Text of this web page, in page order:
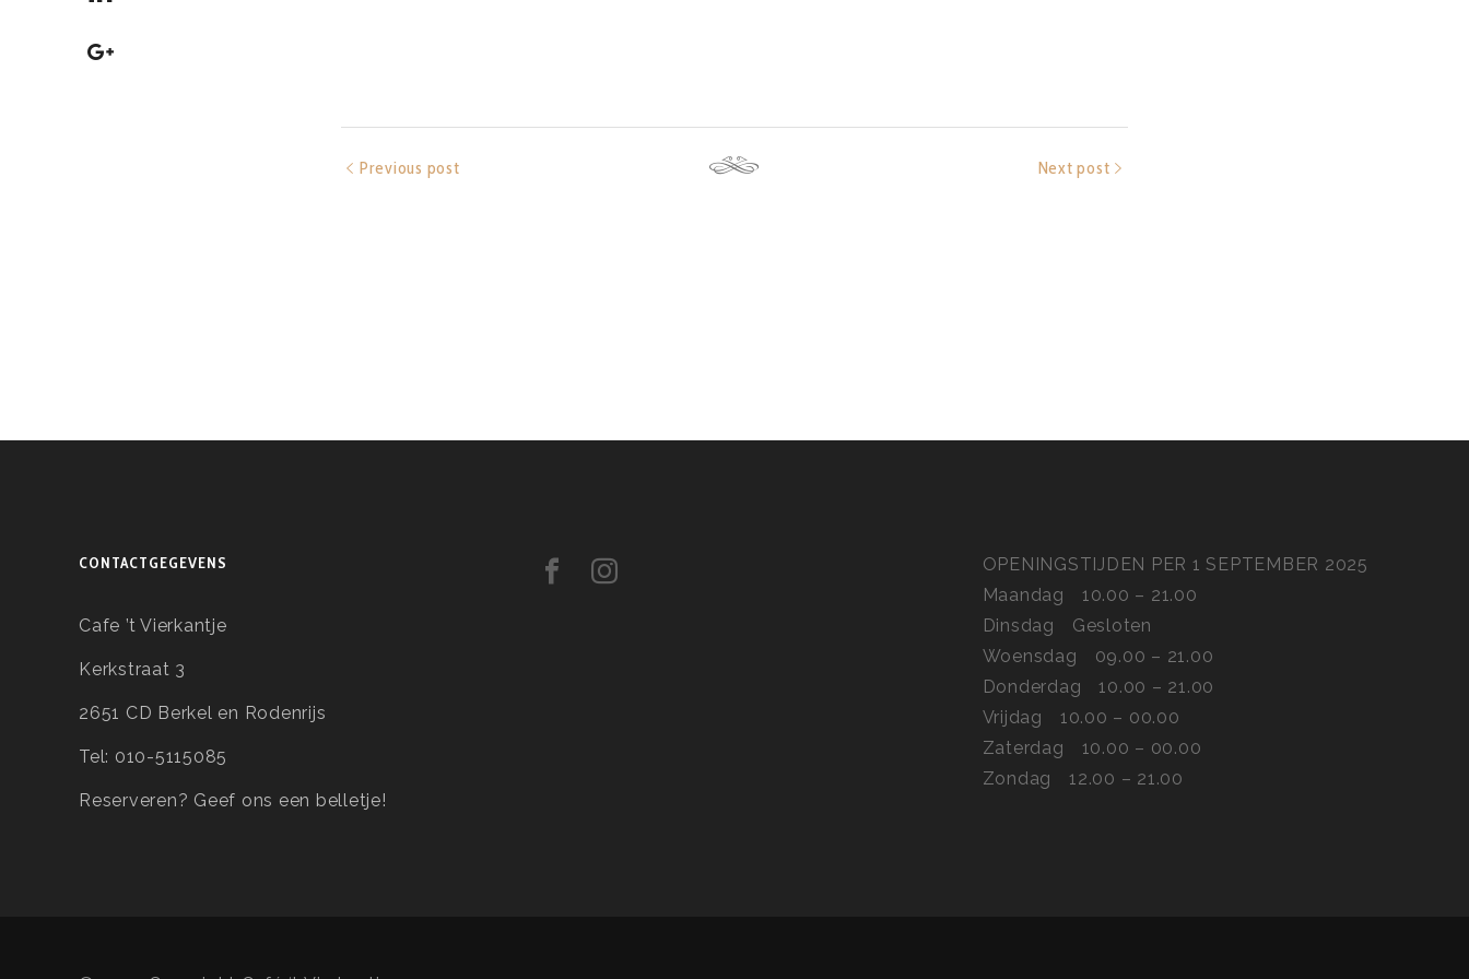
Previous post Next post
CONTACTGEGEVENS
Cafe ’t Vierkantje
Kerkstraat 3
2651 CD Berkel en Rodenrijs
Tel: 010-5115085
Reserveren? Geef ons een belletje!
OPENINGSTIJDEN PER 1 SEPTEMBER 2025
Maandag
10.00 – 21.00
Dinsdag
Gesloten
Woensdag
09.00 – 21.00
Donderdag
10.00 – 21.00
Vrijdag
10.00 – 00.00
Zaterdag
10.00 – 00.00
Zondag
12.00 – 21.00